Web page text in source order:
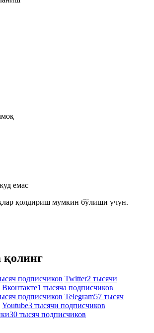
емас
қолдириш мумкин бўлиши учун.
қолинг
подписчиков Twitter2 тысячи
Вконтакте1 тысяча подписчиков
подписчиков Telegram57 тысяч
Youtube3 тысячи подписчиков
30 тысяч подписчиков